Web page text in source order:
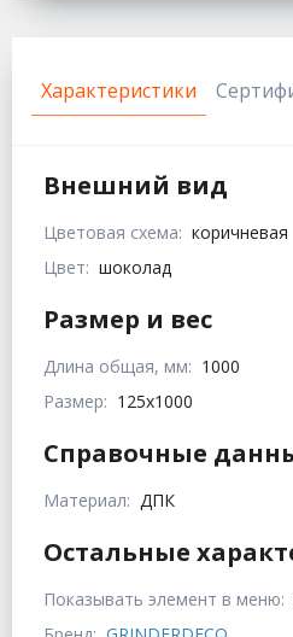
Характеристики
Внешний вид
Цветовая схема: коричневая
Цвет: шоколад
Размер и вес
Длина общая, мм: 1000
Размер: 125х1000
Справочные
Материал: ДПК
Остальные
Показывать элемент в меню: